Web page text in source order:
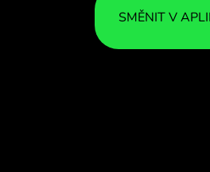
SMĚNIT V